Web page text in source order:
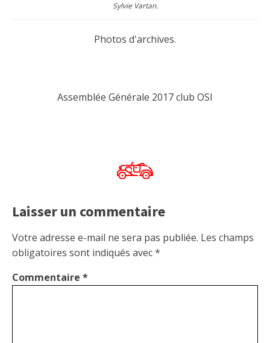
Sylvie Vartan.
Photos d'archives.
Assemblée Générale 2017 club OSI
Laisser un commentaire
Votre adresse e-mail ne sera pas publiée. Les champs
obligatoires sont indiqués avec*
Commentaire *